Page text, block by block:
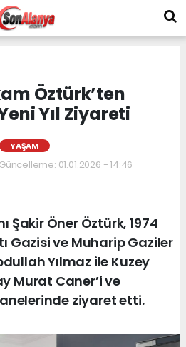
Öztürk’ten
Yıl Ziyareti
YAŞAM
01.01.2026 - 14:46
Şakir Öner Öztürk, 1974
Gazisi ve Muharip Gaziler
Yılmaz ile Kuzey
Murat Caner’i ve
ziyaret etti.